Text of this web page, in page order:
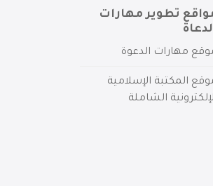
تطوير مهارات
مهارات الدعوة
المكتبة الإسلامية
الشاملة